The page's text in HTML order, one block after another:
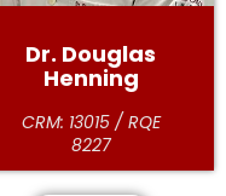
Dr. Douglas
Henning
CRM: 13015 / RQE
8227